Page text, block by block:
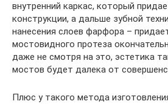
внутренний каркас, который
конструкции, а дальше зубной
нанесения слоев фарфора –
мостовидного протеза
даже не смотря на это, эстетика
мостов будет далека от
Плюс у такого метода